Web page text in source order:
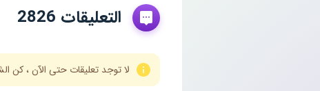
التعليقات 2826
لا توجد تعليقات حتى الآن ، كن